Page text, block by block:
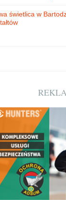
świetlica w